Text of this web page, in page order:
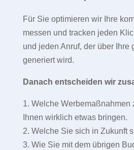
Für Sie optimieren wir Ihre
messen und tracken jeden
und jeden Anruf, der über Ihre
generiert wird.
Danach entscheiden wir
1. Welche Werbemaßnahmen
Ihnen wirklich etwas bringen.
2. Welche Sie sich in Zukunft
3. Wie Sie mit dem übrigen